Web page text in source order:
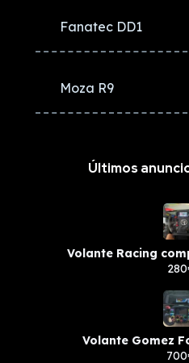
Fanatec DD1
Moza R9
Últimos
Volante Racing
Volante Gomez